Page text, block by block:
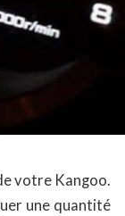
votre Kangoo.
une quantité